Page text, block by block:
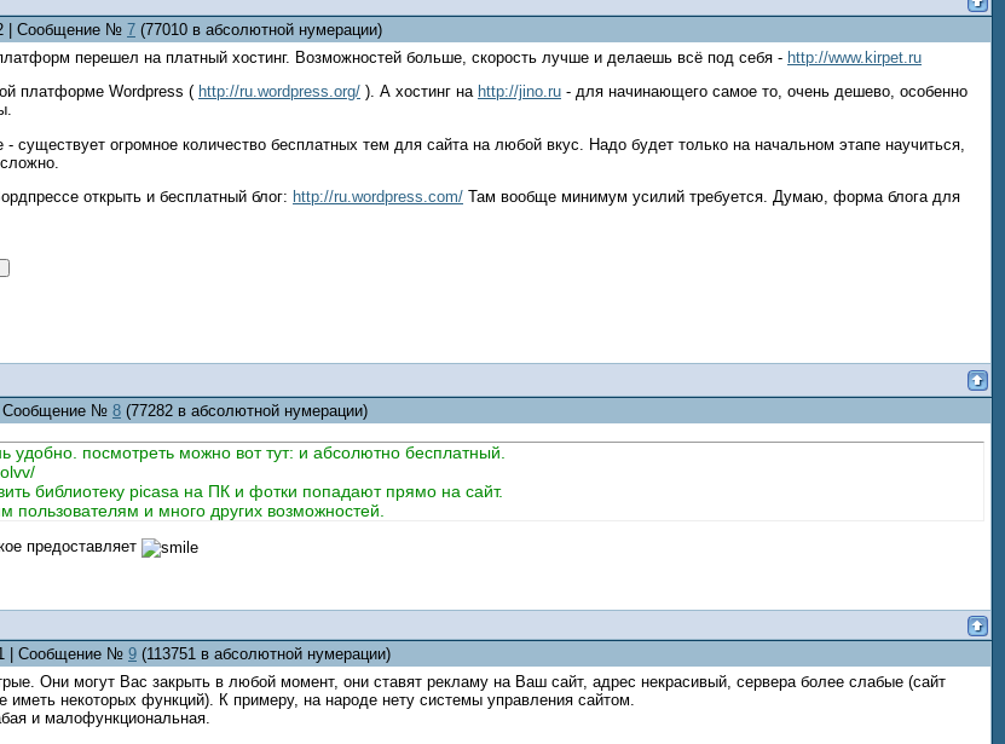
| Сообщение № 7 (77010 в абсолютной нумерации)
перешел на платный хостинг. Возможностей больше, скорость лучше и делаешь всё под себя - http://www.kirpet.ru
платформе Wordpress ( http://ru.wordpress.org/ ). А хостинг на http://jino.ru - для начинающего самое то, очень дешево, особенно
огромное количество бесплатных тем для сайта на любой вкус. Надо будет только на начальном этапе научиться,
открыть и бесплатный блог: http://ru.wordpress.com/ Там вообще минимум усилий требуется. Думаю, форма блога для
Сообщение № 8 (77282 в абсолютной нумерации)
удобно. посмотреть можно вот тут: и абсолютно бесплатный.
библиотеку picasa на ПК и фотки попадают прямо на сайт.
пользователям и много других возможностей.
предоставляет
| Сообщение № 9 (113751 в абсолютной нумерации)
Они могут Вас закрыть в любой момент, они ставят рекламу на Ваш сайт, адрес некрасивый, сервера более слабые (сайт
иметь некоторых функций). К примеру, на народе нету системы управления сайтом.
и малофункциональная.